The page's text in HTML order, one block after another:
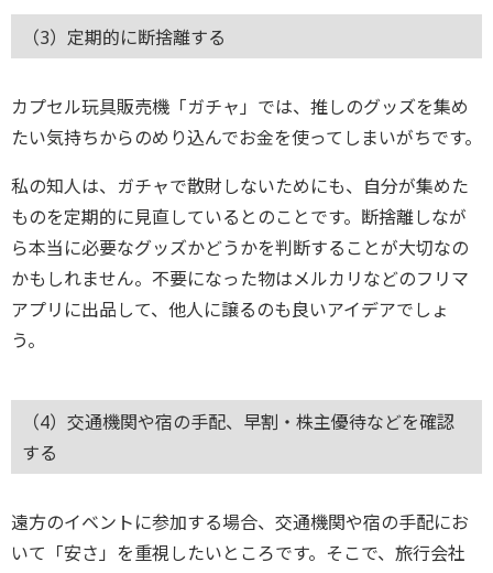
（3）定期的に断捨離する
カプセル玩具販売機「ガチャ」では、推しのグッズを集め
たい気持ちからのめり込んでお金を使ってしまいがちです。
私の知人は、ガチャで散財しないためにも、自分が集めた
ものを定期的に見直しているとのことです。断捨離しなが
ら本当に必要なグッズかどうかを判断することが大切なの
かもしれません。不要になった物はメルカリなどのフリマ
アプリに出品して、他人に譲るのも良いアイデアでしょ
う。
（4）交通機関や宿の手配、早割・株主優待などを確認
する
遠方のイベントに参加する場合、交通機関や宿の手配にお
いて「安さ」を重視したいところです。そこで、旅行会社